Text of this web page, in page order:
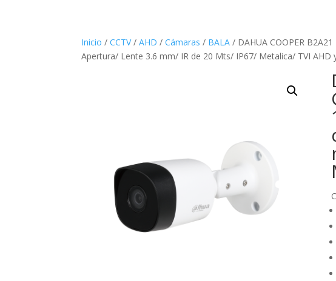
Inicio /CCTV/AHD /Cámaras / BALA / DAHUA COOPER
Apertura/ Lente 3.6 mm/ IR de 20 Mts/ IP67/ Metalica/ TVI AHD